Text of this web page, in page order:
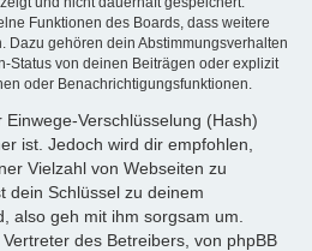
Funktionen des Boards, dass weitere
Dazu gehören dein Abstimmungsverhalten
Status von deinen Beiträgen oder explizit
oder Benachrichtigungsfunktionen.
Verschlüsselung (Hash)
ist. Jedoch wird dir empfohlen,
Vielzahl von Webseiten zu
dein Schlüssel zu deinem
also geh mit ihm sorgsam um.
des Betreibers, von phpBB